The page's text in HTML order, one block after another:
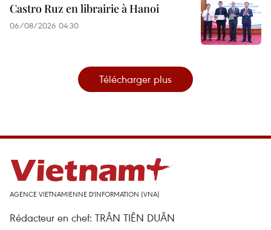
Castro Ruz en librairie à Hanoi
06/08/2026 04:30
Télécharger plus
AGENCE VIETNAMIENNE D'INFORMATION (VNA)
Rédacteur en chef: TRÂN TIÊN DUÂN